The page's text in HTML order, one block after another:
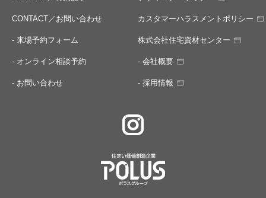
CONTACT／お問い合わせ
- 来場予約フォーム
- オンライン相談予約
- お問い合わせ
カスタマーハラスメントポリシー
株式会社住宅資材センター
- 会社概要
- 採用情報